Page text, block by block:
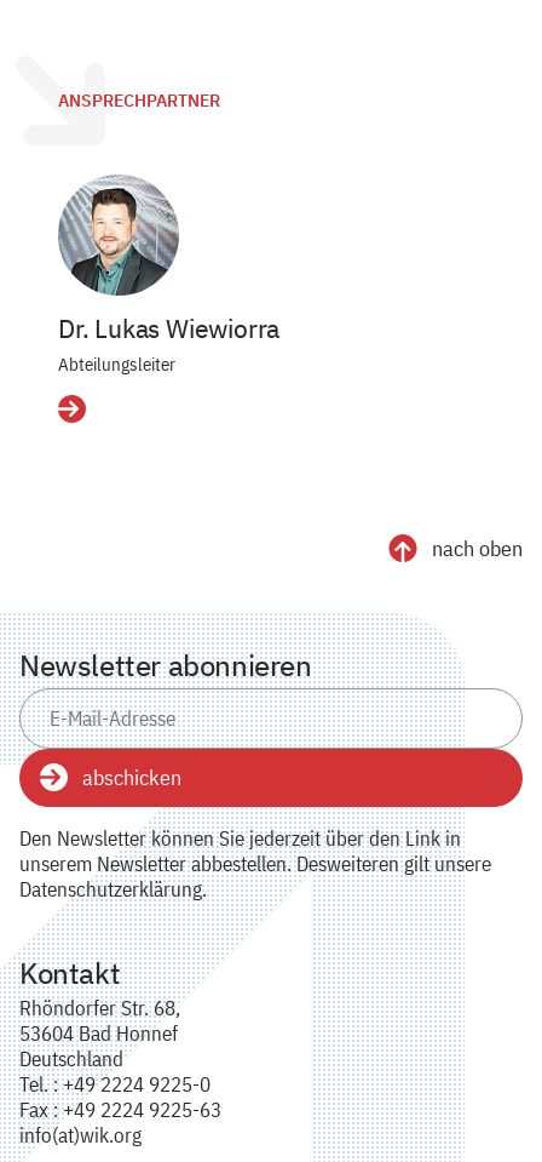
ANSPRECHPARTNER
Dr. Lukas Wiewiorra
Abteilungsleiter
Details
nach oben
Newsletter abonnieren
abschicken
Den Newsletter können Sie jederzeit über den Link in
unserem Newsletter abbestellen. Desweiteren gilt unsere
Datenschutzerklärung.
Kontakt
Rhöndorfer Str. 68,
53604 Bad Honnef
Deutschland
Tel. : +49 2224 9225-0
Fax : +49 2224 9225-63
info(at)wik.org